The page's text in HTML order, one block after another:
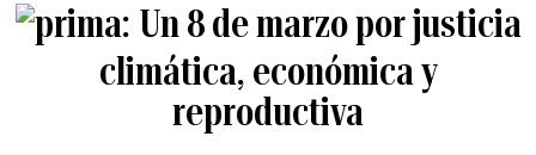
Un 8 de marzo por justicia
climática, económica y
reproductiva